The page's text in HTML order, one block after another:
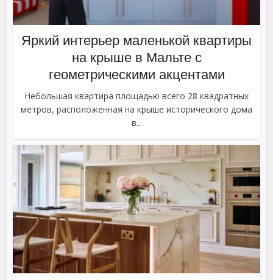
Яркий интерьер маленькой квартиры
на крыше в Мальте с
геометрическими акцентами
Небольшая квартира площадью всего 28 квадратных
метров, расположенная на крыше исторического дома
в...